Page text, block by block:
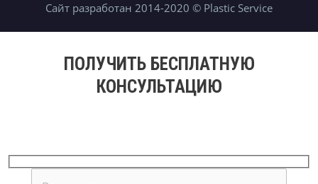
Сайт разработан 2014-2020 © Plastic Service
ПОЛУЧИТЬ БЕСПЛАТНУЮ
КОНСУЛЬТАЦИЮ